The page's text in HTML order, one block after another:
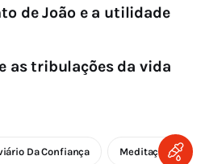
de João e a utilidade
as tribulações da vida
Da Confiança Meditação